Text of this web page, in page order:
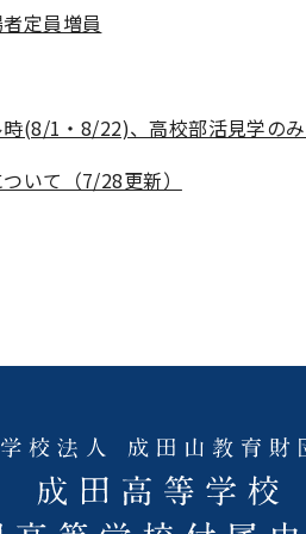
定員増員
時(8/1・8/22)、高校部活見学の
いて（7/28更新）